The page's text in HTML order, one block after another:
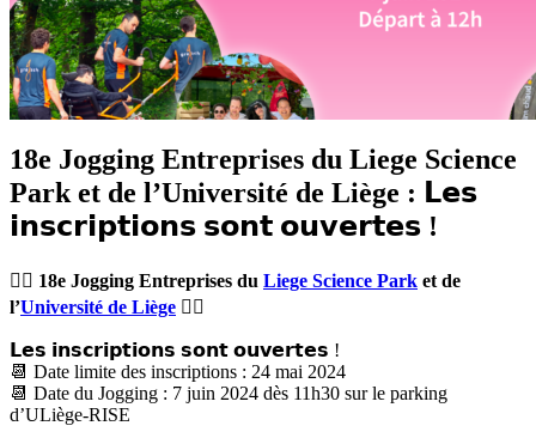
18e Jogging Entreprises du Liege Science
Park et de l’Université de Liège : 𝗟𝗲𝘀
𝗶𝗻𝘀𝗰𝗿𝗶𝗽𝘁𝗶𝗼𝗻𝘀 𝘀𝗼𝗻𝘁 𝗼𝘂𝘃𝗲𝗿𝘁𝗲𝘀 !
🏃‍♀️ 18e Jogging Entreprises du Liege Science Park et de
l’Université de Liège 🏃‍♂️
𝗟𝗲𝘀 𝗶𝗻𝘀𝗰𝗿𝗶𝗽𝘁𝗶𝗼𝗻𝘀 𝘀𝗼𝗻𝘁 𝗼𝘂𝘃𝗲𝗿𝘁𝗲𝘀 !
📆 Date limite des inscriptions : 24 mai 2024
📆 Date du Jogging : 7 juin 2024 dès 11h30 sur le parking
d’ULiège-RISE